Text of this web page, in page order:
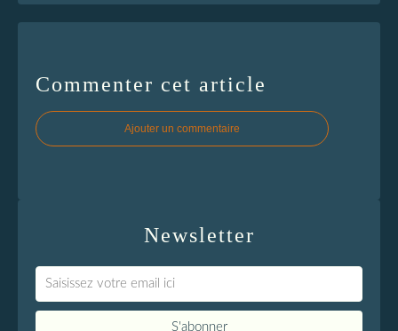
Commenter cet article
Ajouter un commentaire
Newsletter